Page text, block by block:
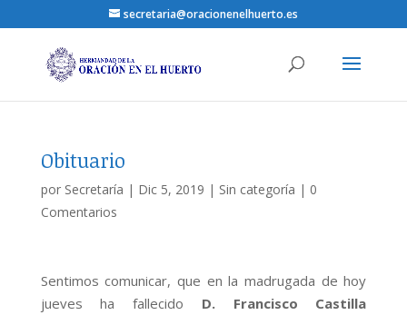
secretaria@oracionenelhuerto.es
Obituario
por Secretaría | Dic 5, 2019 | Sin categoría | 0
Comentarios
Sentimos comunicar, que en la madrugada de hoy
jueves ha fallecido D. Francisco Castilla